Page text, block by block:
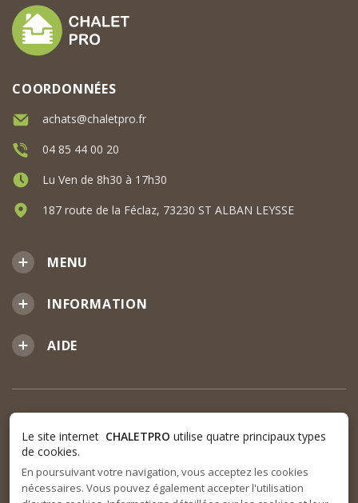
MENU
INFORMATION
AIDE
COORDONNÉES
achats@chaletpro.fr
04 85 44 00 20
Lu Ven de 8h30 à 17h30
187 route de la Féclaz, 73230 ST ALBAN LEYSSE
Le site internet CHALETPRO utilise quatre principaux types
de cookies.
En poursuivant votre navigation, vous acceptez les cookies
nécessaires. Vous pouvez également accepter l'utilisation